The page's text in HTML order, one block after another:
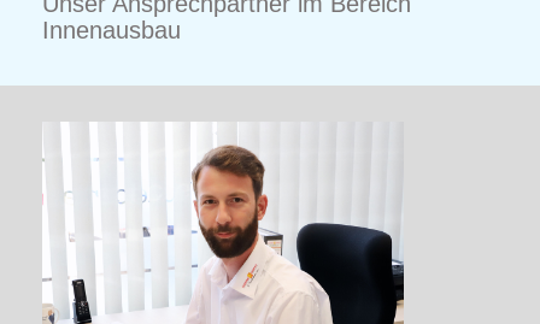
Innenausbau